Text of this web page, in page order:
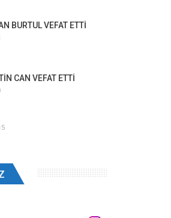
BURTUL VEFAT ETTİ
CAN VEFAT ETTİ